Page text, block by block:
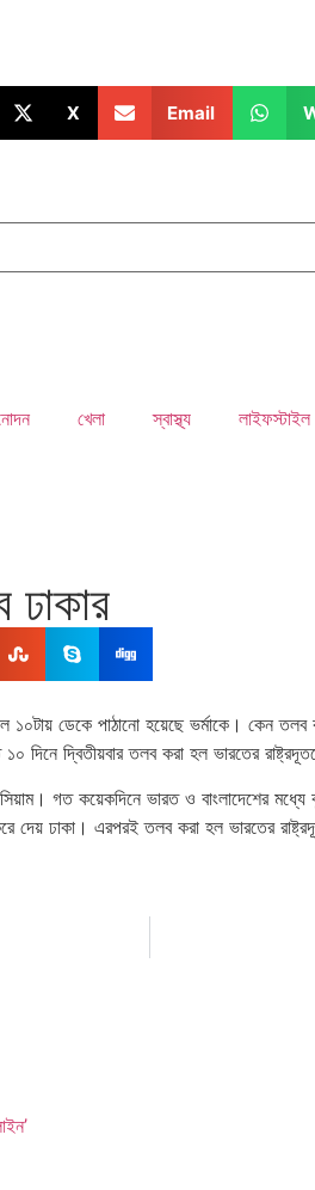
X Email
খেলা স্বাস্থ্য লাইফস্টাইল
ঢাকার
১০টায় ডেকে পাঠানো হয়েছে ভর্মাকে। কেন
দিনে দ্বিতীয়বার তলব করা হল ভারতের
গত কয়েকদিনে ভারত ও বাংলাদেশের
ঢাকা। এরপরই তলব করা হল ভারতের